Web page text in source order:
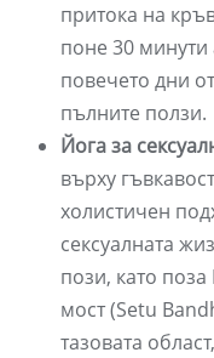
притока на
поне 30
повечето дни
пълните ползи.
Йога за
върху
холистичен
сексуалната
пози, като
мост (Setu
тазовата